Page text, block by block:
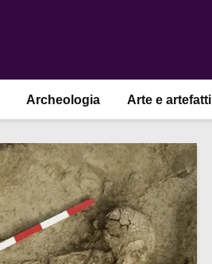
Archeologia Arte e artefatti